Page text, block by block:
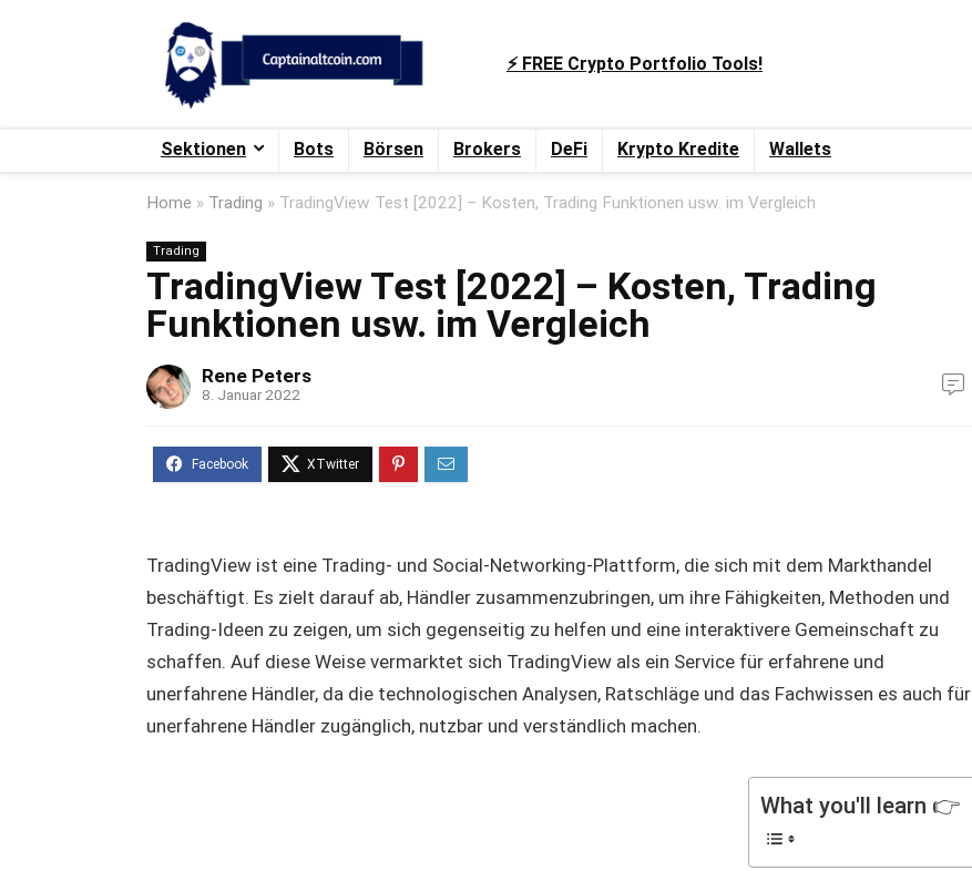
⚡️ FREE Crypto Portfolio Tools!
Sektionen Bots Börsen Brokers DeFi Krypto Kredite Wallets
Home » Trading » TradingView Test [2022] – Kosten, Trading Funktionen usw. im Vergleich
Trading
TradingView Test [2022] – Kosten, Trading
Funktionen usw. im Vergleich
Rene Peters
8. Januar 2022
TradingView ist eine Trading- und Social-Networking-Plattform, die sich mit dem Markthandel
beschäftigt. Es zielt darauf ab, Händler zusammenzubringen, um ihre Fähigkeiten, Methoden und
Trading-Ideen zu zeigen, um sich gegenseitig zu helfen und eine interaktivere Gemeinschaft zu
schaffen. Auf diese Weise vermarktet sich TradingView als ein Service für erfahrene und
unerfahrene Händler, da die technologischen Analysen, Ratschläge und das Fachwissen es auch für
unerfahrene Händler zugänglich, nutzbar und verständlich machen.
What you'll learn 👉